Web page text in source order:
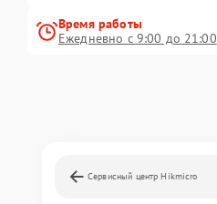
Время работы
Ежедневно с 9:00 до 21:00
Сервисный центр Hikmicro